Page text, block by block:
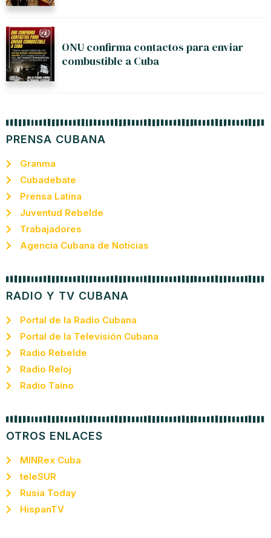
ONU confirma contactos para enviar
combustible a Cuba
PRENSA CUBANA
Granma
Cubadebate
Prensa Latina
Juventud Rebelde
Trabajadores
Agencia Cubana de Noticias
RADIO Y TV CUBANA
Portal de la Radio Cubana
Portal de la Televisión Cubana
Radio Rebelde
Radio Reloj
Radio Taíno
OTROS ENLACES
MINRex Cuba
teleSUR
Rusia Today
HispanTV